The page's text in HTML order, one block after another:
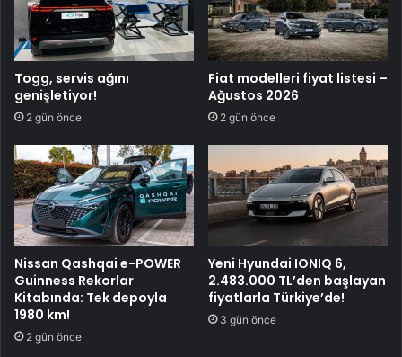
Togg, servis ağını
genişletiyor!
2 gün önce
Fiat modelleri fiyat listesi –
Ağustos 2026
2 gün önce
Nissan Qashqai e-POWER
Guinness Rekorlar
Kitabında: Tek depoyla
1980 km!
2 gün önce
Yeni Hyundai IONIQ 6,
2.483.000 TL’den başlayan
fiyatlarla Türkiye’de!
3 gün önce